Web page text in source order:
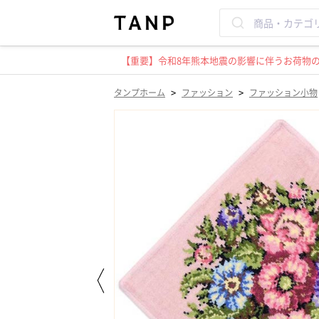
【重要】令和8年熊本地震の影響に伴うお荷
タンプホーム > ファッション > ファッション小物